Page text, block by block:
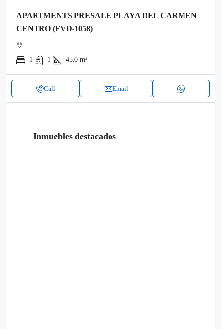
APARTMENTS PRESALE PLAYA DEL CARMEN
CENTRO (FVD-1058)
1 1 45.0 m²
Call Email
Inmuebles destacados